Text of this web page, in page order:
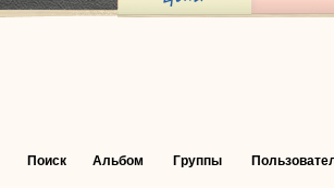
Поиск Альбом Группы